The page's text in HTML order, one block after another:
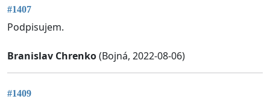
#1407
Podpisujem.
Branislav Chrenko(Bojná, 2022-08-06)
#1409